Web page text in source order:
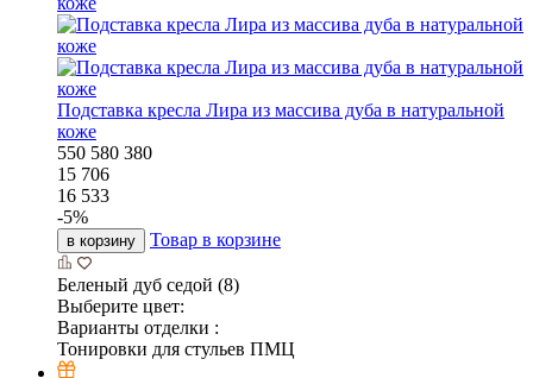
Подставка кресла Лира из массива дуба в натуральной
коже
550 580 380
15 706
16 533
-5%
в корзину Товар в корзине
Беленый дуб седой (8)
Выберите цвет:
Варианты отделки :
Тонировки для стульев ПМЦ